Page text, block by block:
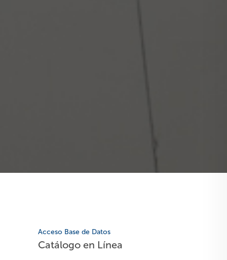
Acceso Base de Datos
Catálogo en Línea